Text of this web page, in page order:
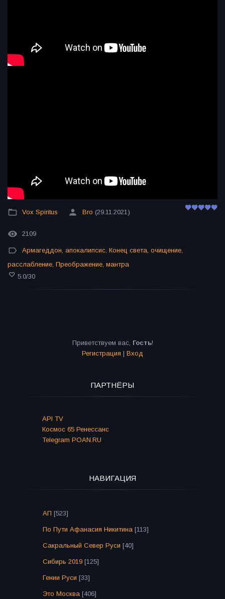
Vox Spiritus Bro (29.11.2021)
2109
Армагеддон, апокалипсис, Конец света, очищение,
расслабление, Преображение, мантра
5.0/30
Приветствуем вас, Гость!
Регистрация | Вход
ПАРТНЁРЫ
API TV
Космос 65 Ренессанс
Telegram POAN.RU
НАВИГАЦИЯ
АП [523]
По Пути Афанасия Никитина [113]
Сакральный Север Руси [40]
Сибирь 2019 [125]
Гении Руси [33]
Это Москва [406]